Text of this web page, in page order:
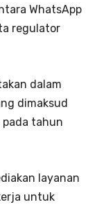
WhatsApp
regulator
dalam
dimaksud
tahun
layanan
untuk